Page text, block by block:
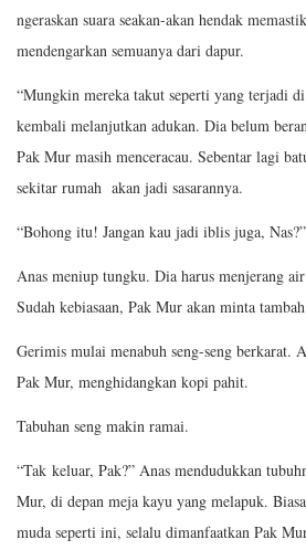
ngeraskan suara seakan-akan hendak
mendengarkan semuanya dari dapur.
“Mungkin mereka takut seperti yang terjadi
kembali melanjutkan adukan. Dia belum
Pak Mur masih menceracau. Sebentar lagi
sekitar rumah akan jadi sasarannya.
“Bohong itu! Jangan kau jadi iblis juga, Nas?”
Anas meniup tungku. Dia harus menjerang
Sudah kebiasaan, Pak Mur akan minta
Gerimis mulai menabuh seng-seng berkarat.
Pak Mur, menghidangkan kopi pahit.
Tabuhan seng makin ramai.
“Tak keluar, Pak?” Anas mendudukkan
Mur, di depan meja kayu yang melapuk.
muda seperti ini, selalu dimanfaatkan Pak